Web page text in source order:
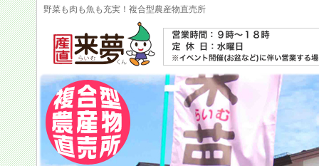
野菜も肉も魚も充実！複合型農産物直売所